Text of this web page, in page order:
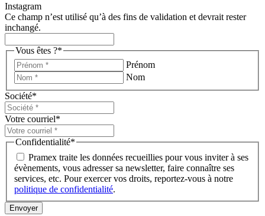
Instagram
Ce champ n’est utilisé qu’à des fins de validation et devrait rester
inchangé.
Vous êtes ?*
Prénom
Nom
Société*
Votre courriel*
Confidentialité*
Pramex traite les données recueillies pour vous inviter à ses
évènements, vous adresser sa newsletter, faire connaître ses
services, etc. Pour exercer vos droits, reportez-vous à notre
politique de confidentialité.